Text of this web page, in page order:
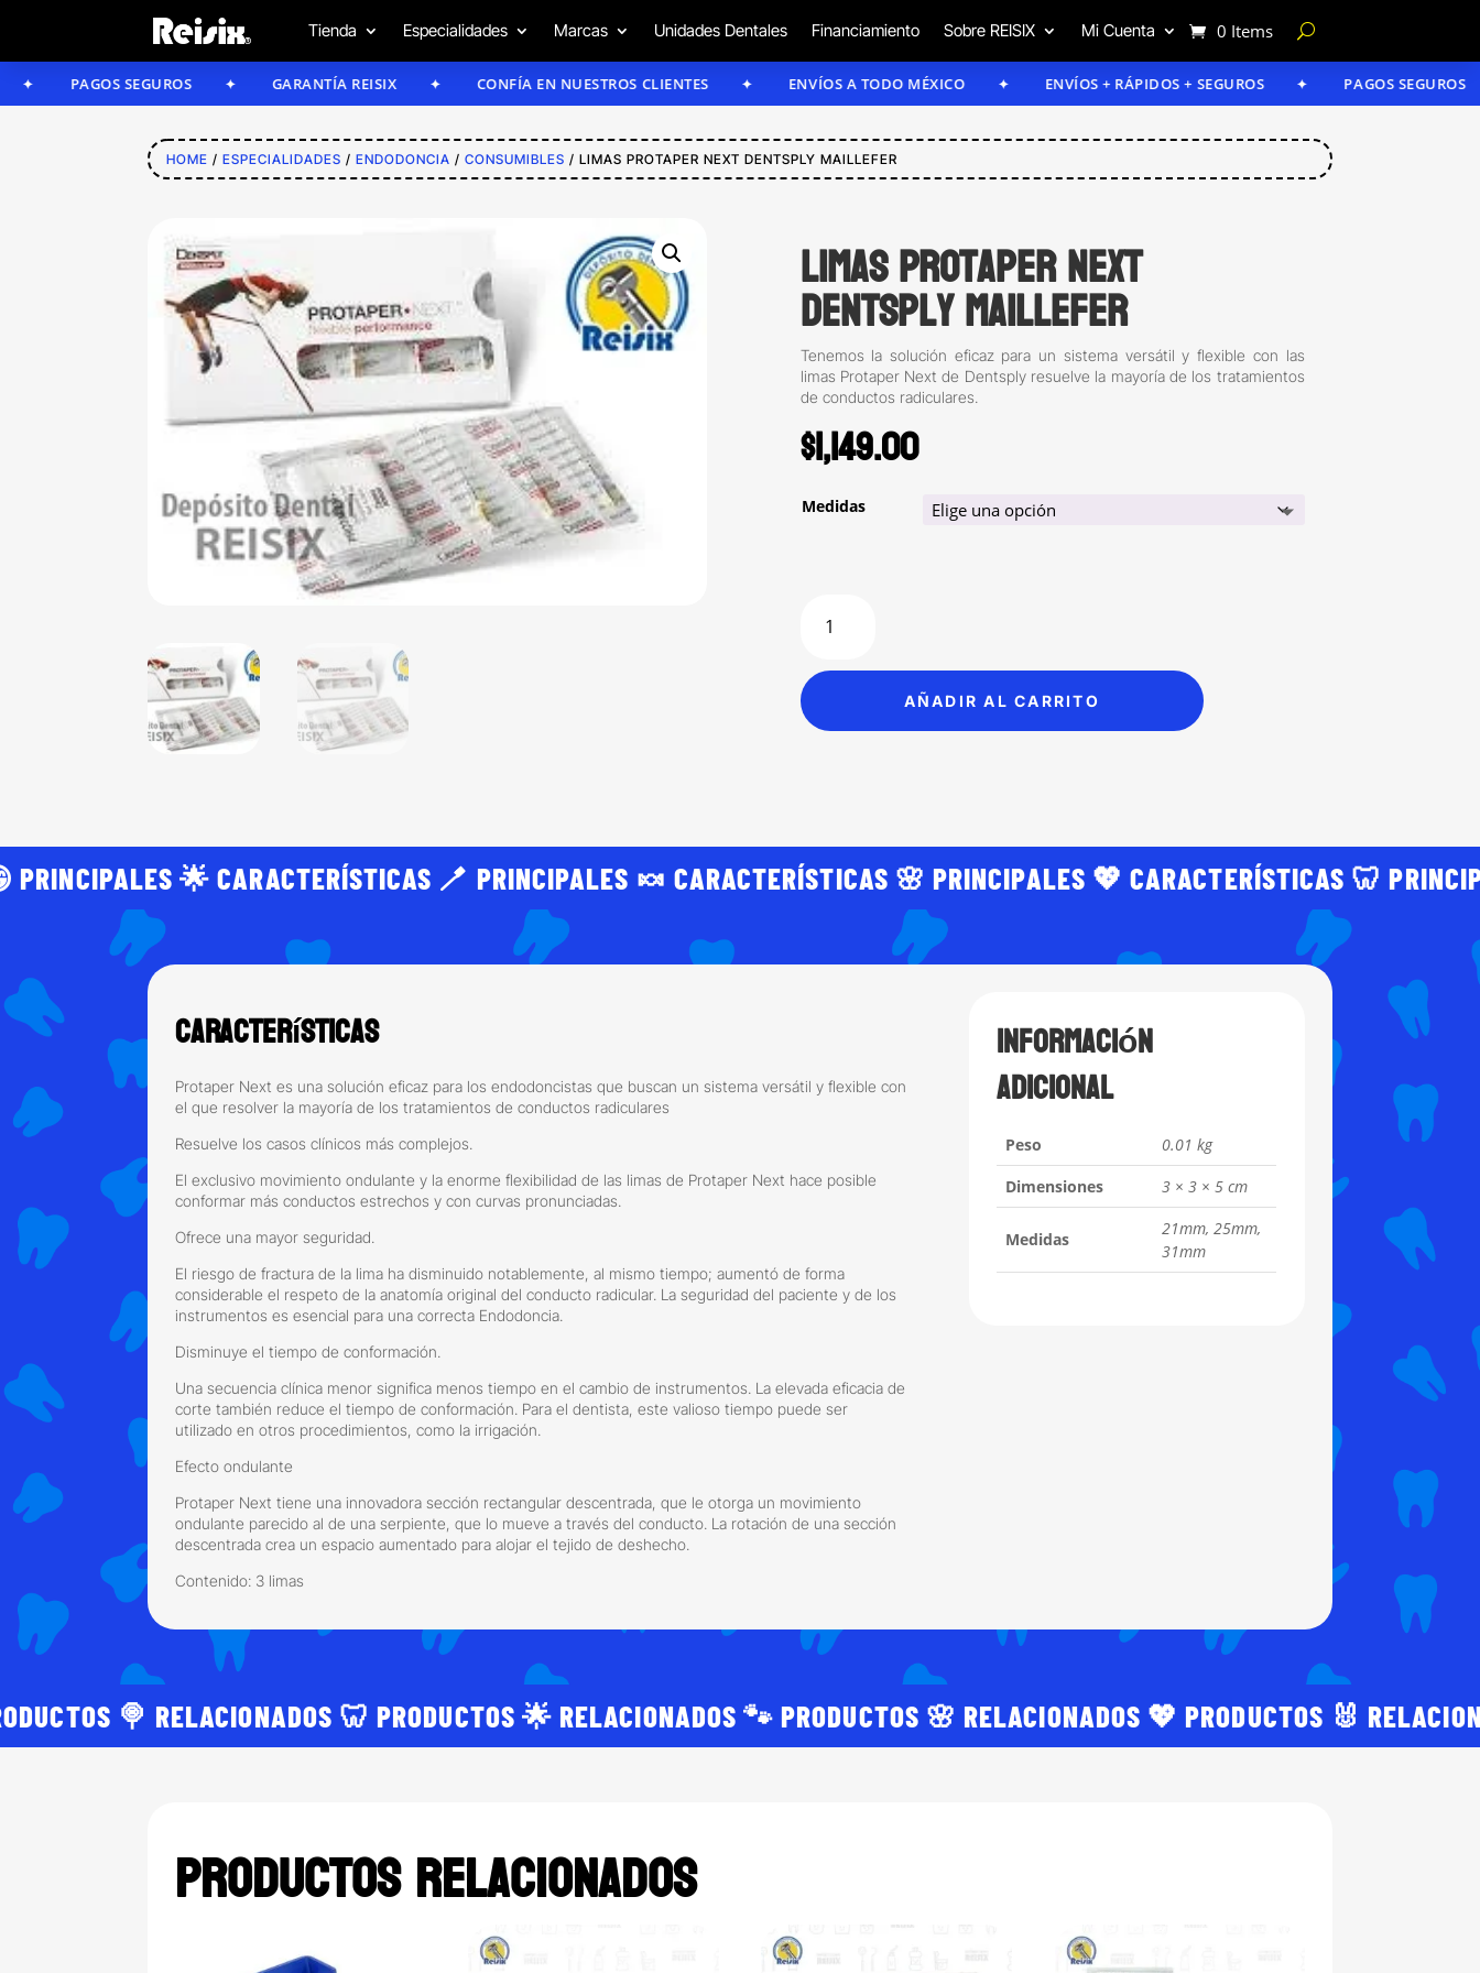
Tienda Especialidades Marcas Unidades Dentales Financiamiento Sobre REISIX Mi Cuenta 0 Items
PAGOS SEGUROS GARANTÍA REISIX CONFÍA EN NUESTROS CLIENTES ENVÍOS A TODO MÉXICO ENVÍOS + RÁPIDOS + SEGUROS PAGOS SEGUROS
HOME /ESPECIALIDADES /ENDODONCIA /CONSUMIBLES / LIMAS PROTAPER NEXT DENTSPLY MAILLEFER
Limas Protaper Next
Dentsply Maillefer
Tenemos la solución eficaz para un sistema versátil y flexible con las
limas Protaper Next de Dentsply resuelve la mayoría de los tratamientos
de conductos radiculares.
$1,149.00
Medidas
Protaper
Dentsply
Maillefer
cantidad
AÑADIR AL CARRITO
PRINCIPALES 🌟 CARACTERÍSTICAS 🪥 PRINCIPALES 🍬 CARACTERÍSTICAS 🌸 PRINCIPALES 💖 CARACTERÍSTICAS 🦷
Características
Protaper Next es una solución eficaz para los endodoncistas que buscan un sistema versátil y flexible con
el que resolver la mayoría de los tratamientos de conductos radiculares
Resuelve los casos clínicos más complejos.
El exclusivo movimiento ondulante y la enorme flexibilidad de las limas de Protaper Next hace posible
conformar más conductos estrechos y con curvas pronunciadas.
Ofrece una mayor seguridad.
El riesgo de fractura de la lima ha disminuido notablemente, al mismo tiempo; aumentó de forma
considerable el respeto de la anatomía original del conducto radicular. La seguridad del paciente y de los
instrumentos es esencial para una correcta Endodoncia.
Disminuye el tiempo de conformación.
Una secuencia clínica menor significa menos tiempo en el cambio de instrumentos. La elevada eficacia de
corte también reduce el tiempo de conformación. Para el dentista, este valioso tiempo puede ser
utilizado en otros procedimientos, como la irrigación.
Efecto ondulante
Protaper Next tiene una innovadora sección rectangular descentrada, que le otorga un movimiento
ondulante parecido al de una serpiente, que lo mueve a través del conducto. La rotación de una sección
descentrada crea un espacio aumentado para alojar el tejido de deshecho.
Contenido: 3 limas
Información
adicional
Peso
0.01 kg
Dimensiones
3 × 3 × 5 cm
Medidas
21mm, 25mm,
31mm
🍭 RELACIONADOS 🦷 PRODUCTOS 🌟 RELACIONADOS 🐾 PRODUCTOS 🌸 RELACIONADOS 💖 PRODUCTOS 🐰
Productos relacionados